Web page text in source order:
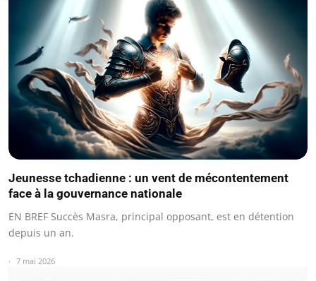
Jeunesse tchadienne : un vent de mécontentement
face à la gouvernance nationale
EN BREF Succès Masra, principal opposant, est en détention
depuis un an.
7 mai 2026